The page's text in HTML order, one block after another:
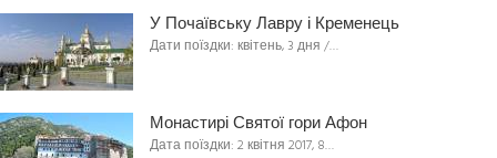
У Почаївську Лавру і Кременець
Дати поїздки: квітень, 3 дня /…
Монастирі Святої гори Афон
Дата поїздки: 2 квітня 2017, 8…